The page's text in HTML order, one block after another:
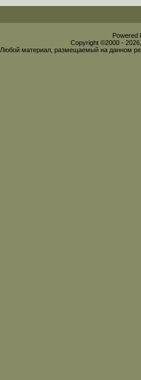
Powered
Copyright ©2000 -
Любой материал, размещаемый на данном